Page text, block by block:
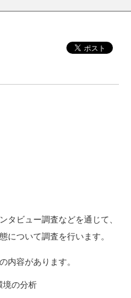
タビュー調査などを通じて、
について調査を行います。
内容があります。
境の分析